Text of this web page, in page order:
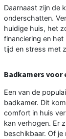
Daarnaast zijn de
onderschatten.
huidige huis, het
financiering en
tijd en stress met
Badkamers voor
Een van de
badkamer. Dit
comfort in huis
kan verhogen. Er
beschikbaar. Of